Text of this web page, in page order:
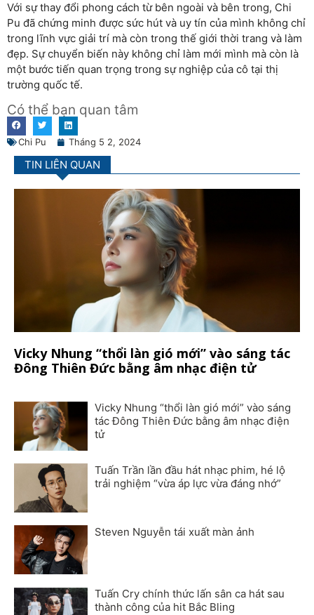
Với sự thay đổi phong cách từ bên ngoài và bên trong, Chi
Pu đã chứng minh được sức hút và uy tín của mình không chỉ
trong lĩnh vực giải trí mà còn trong thế giới thời trang và làm
đẹp. Sự chuyển biến này không chỉ làm mới mình mà còn là
một bước tiến quan trọng trong sự nghiệp của cô tại thị
trường quốc tế.
Có thể bạn quan tâm
Chi Pu Tháng 5 2, 2024
TIN LIÊN QUAN
Vicky Nhung “thổi làn gió mới” vào sáng tác
Đông Thiên Đức bằng âm nhạc điện tử
Vicky Nhung “thổi làn gió mới” vào sáng
tác Đông Thiên Đức bằng âm nhạc điện
tử
Tuấn Trần lần đầu hát nhạc phim, hé lộ
trải nghiệm “vừa áp lực vừa đáng nhớ”
Steven Nguyễn tái xuất màn ảnh
Tuấn Cry chính thức lấn sân ca hát sau
thành công của hit Bắc Bling